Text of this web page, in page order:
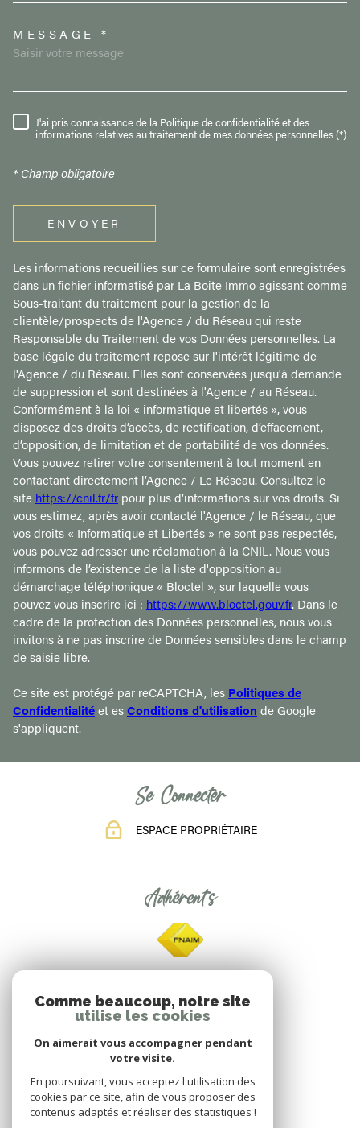
MESSAGE *
RÈGLEMENTATION
J'ai pris connaissance de la Politique de confidentialité et des
informations relatives au traitement de mes données personnelles (*)
* Champ obligatoire
ENVOYER
Les informations recueillies sur ce formulaire sont enregistrées
dans un fichier informatisé par La Boite Immo agissant comme
Sous-traitant du traitement pour la gestion de la
clientèle/prospects de l'Agence / du Réseau qui reste
Responsable du Traitement de vos Données personnelles. La
base légale du traitement repose sur l'intérêt légitime de
l'Agence / du Réseau. Elles sont conservées jusqu'à demande
de suppression et sont destinées à l'Agence / au Réseau.
Conformément à la loi « informatique et libertés », vous
disposez des droits d’accès, de rectification, d’effacement,
d’opposition, de limitation et de portabilité de vos données.
Vous pouvez retirer votre consentement à tout moment en
contactant directement l’Agence / Le Réseau. Consultez le
site https://cnil.fr/fr pour plus d’informations sur vos droits. Si
vous estimez, après avoir contacté l'Agence / le Réseau, que
vos droits « Informatique et Libertés » ne sont pas respectés,
vous pouvez adresser une réclamation à la CNIL. Nous vous
informons de l’existence de la liste d'opposition au
démarchage téléphonique « Bloctel », sur laquelle vous
pouvez vous inscrire ici : https://www.bloctel.gouv.fr. Dans le
cadre de la protection des Données personnelles, nous vous
invitons à ne pas inscrire de Données sensibles dans le champ
de saisie libre.
Ce site est protégé par reCAPTCHA, les Politiques de
Confidentialitéet esConditions d'utilisation de Google
s'appliquent.
Se Connecter
ESPACE PROPRIÉTAIRE
Adhérents
Comme beaucoup, notre site
utilise les cookies
On aimerait vous accompagner pendant
votre visite.
En poursuivant, vous acceptez l'utilisation des
cookies par ce site, afin de vous proposer des
contenus adaptés et réaliser des statistiques !